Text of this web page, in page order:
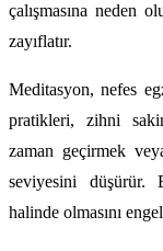
çalışmasına neden
zayıflatır.
Meditasyon, nefes
pratikleri, zihni
zaman geçirmek
seviyesini düşürür.
halinde olmasını